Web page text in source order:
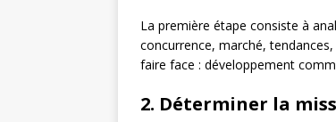
La première étape consiste à
concurrence, marché,
faire face : développement
2. Déterminer la